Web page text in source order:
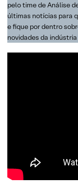
pelo time de Análise
últimas notícias para
e fique por dentro
novidades da